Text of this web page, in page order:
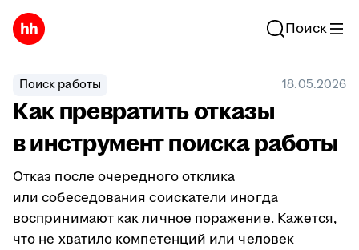
Поиск
Поиск работы 18.05.2026
Как превратить отказы
в инструмент поиска работы
Отказ после очередного отклика
или собеседования соискатели иногда
воспринимают как личное поражение. Кажется,
что не хватило компетенций или человек